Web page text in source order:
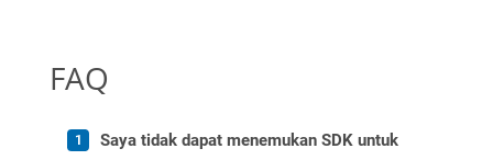
FAQ
Saya tidak dapat menemukan SDK untuk